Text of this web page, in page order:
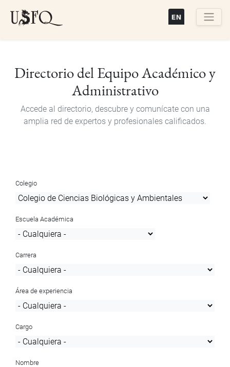
Directorio del Equipo Académico y
Administrativo
Accede al directorio, descubre y comunícate con una
amplia red de expertos y profesionales calificados.
Colegio
Escuela Académica
Carrera
Área de experiencia
Cargo
Nombre